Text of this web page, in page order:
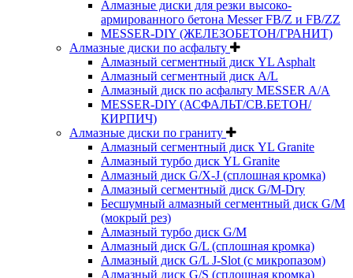
Алмазные диски для резки высоко-
армированного бетона Messer FB/Z и FB/ZZ
MESSER-DIY (ЖЕЛЕЗОБЕТОН/ГРАНИТ)
Алмазные диски по асфальту
Алмазный сегментный диск YL Asphalt
Алмазный сегментный диск A/L
Алмазный диск по асфальту MESSER A/A
MESSER-DIY (АСФАЛЬТ/СВ.БЕТОН/
КИРПИЧ)
Алмазные диски по граниту
Алмазный сегментный диск YL Granite
Алмазный турбо диск YL Granite
Алмазный диск G/X-J (сплошная кромка)
Алмазный сегментный диск G/M-Dry
Бесшумный алмазный сегментный диск G/M
(мокрый рез)
Алмазный турбо диск G/M
Алмазный диск G/L (сплошная кромка)
Алмазный диск G/L J-Slot (с микропазом)
Алмазный диск G/S (сплошная кромка)